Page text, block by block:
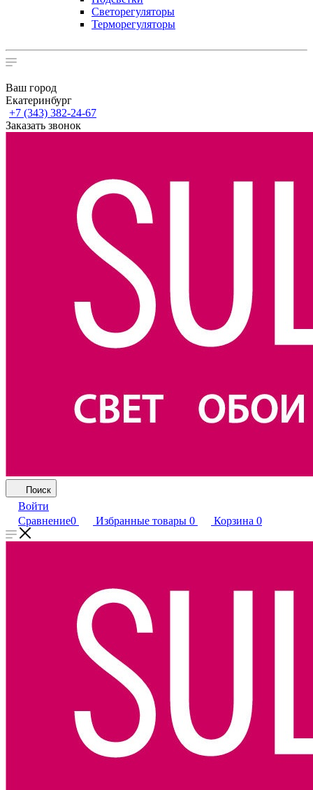
Светорегуляторы
Терморегуляторы
Ваш город
Екатеринбург
+7 (343) 382-24-67
Заказать звонок
Поиск
Войти
Сравнение0 Избранные товары 0 Корзина 0